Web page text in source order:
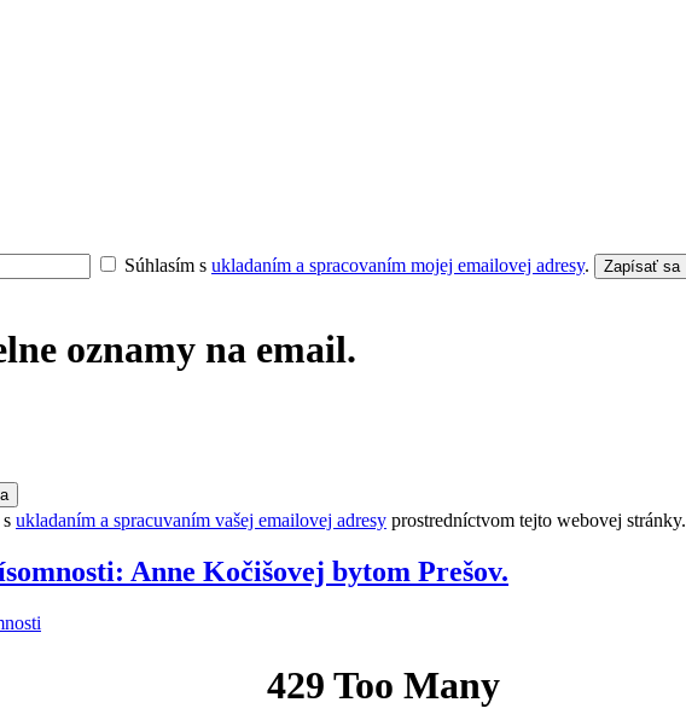
Súhlasím s ukladaním a spracovaním mojej emailovej adresy. Zapísať sa
oznamy na email.
ukladaním a spracuvaním vašej emailovej adresy prostredníctvom tejto webovej stránky.
Anne Kočišovej bytom Prešov.